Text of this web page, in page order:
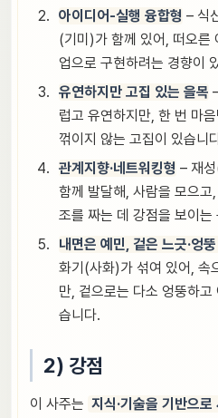
아이디어-실행 융합형 – 식
(기미)가 함께 있어, 떠오른
업으로 구현하려는 경향이
유연하지만 고집 있는 을목
럽고 유연하지만, 한 번 마
꺾이지 않는 고집이 있습니
관계지향·네트워킹형 – 재
함께 발달해, 사람을 모으
조를 짜는 데 강점을 보이는
내면은 예민, 겉은 느긋·엉뚱
화기(사화)가 섞여 있어, 속
만, 겉으로는 다소 엉뚱하
습니다.
2) 강점
이 사주는 지식·기술을 기반으